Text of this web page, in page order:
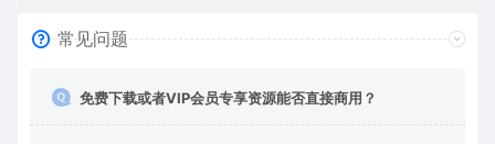
常见问题
免费下载或者VIP会员专享资源能否直接商用？